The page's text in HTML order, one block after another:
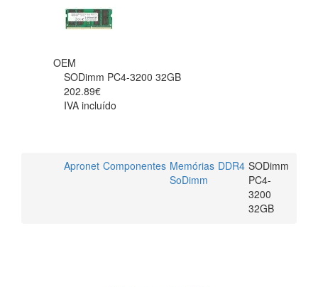
OEM
SODimm PC4-3200 32GB
202.89€
IVA incluído
Apronet Componentes Memórias
SoDimm
DDR4 SODimm
PC4-
3200
32GB